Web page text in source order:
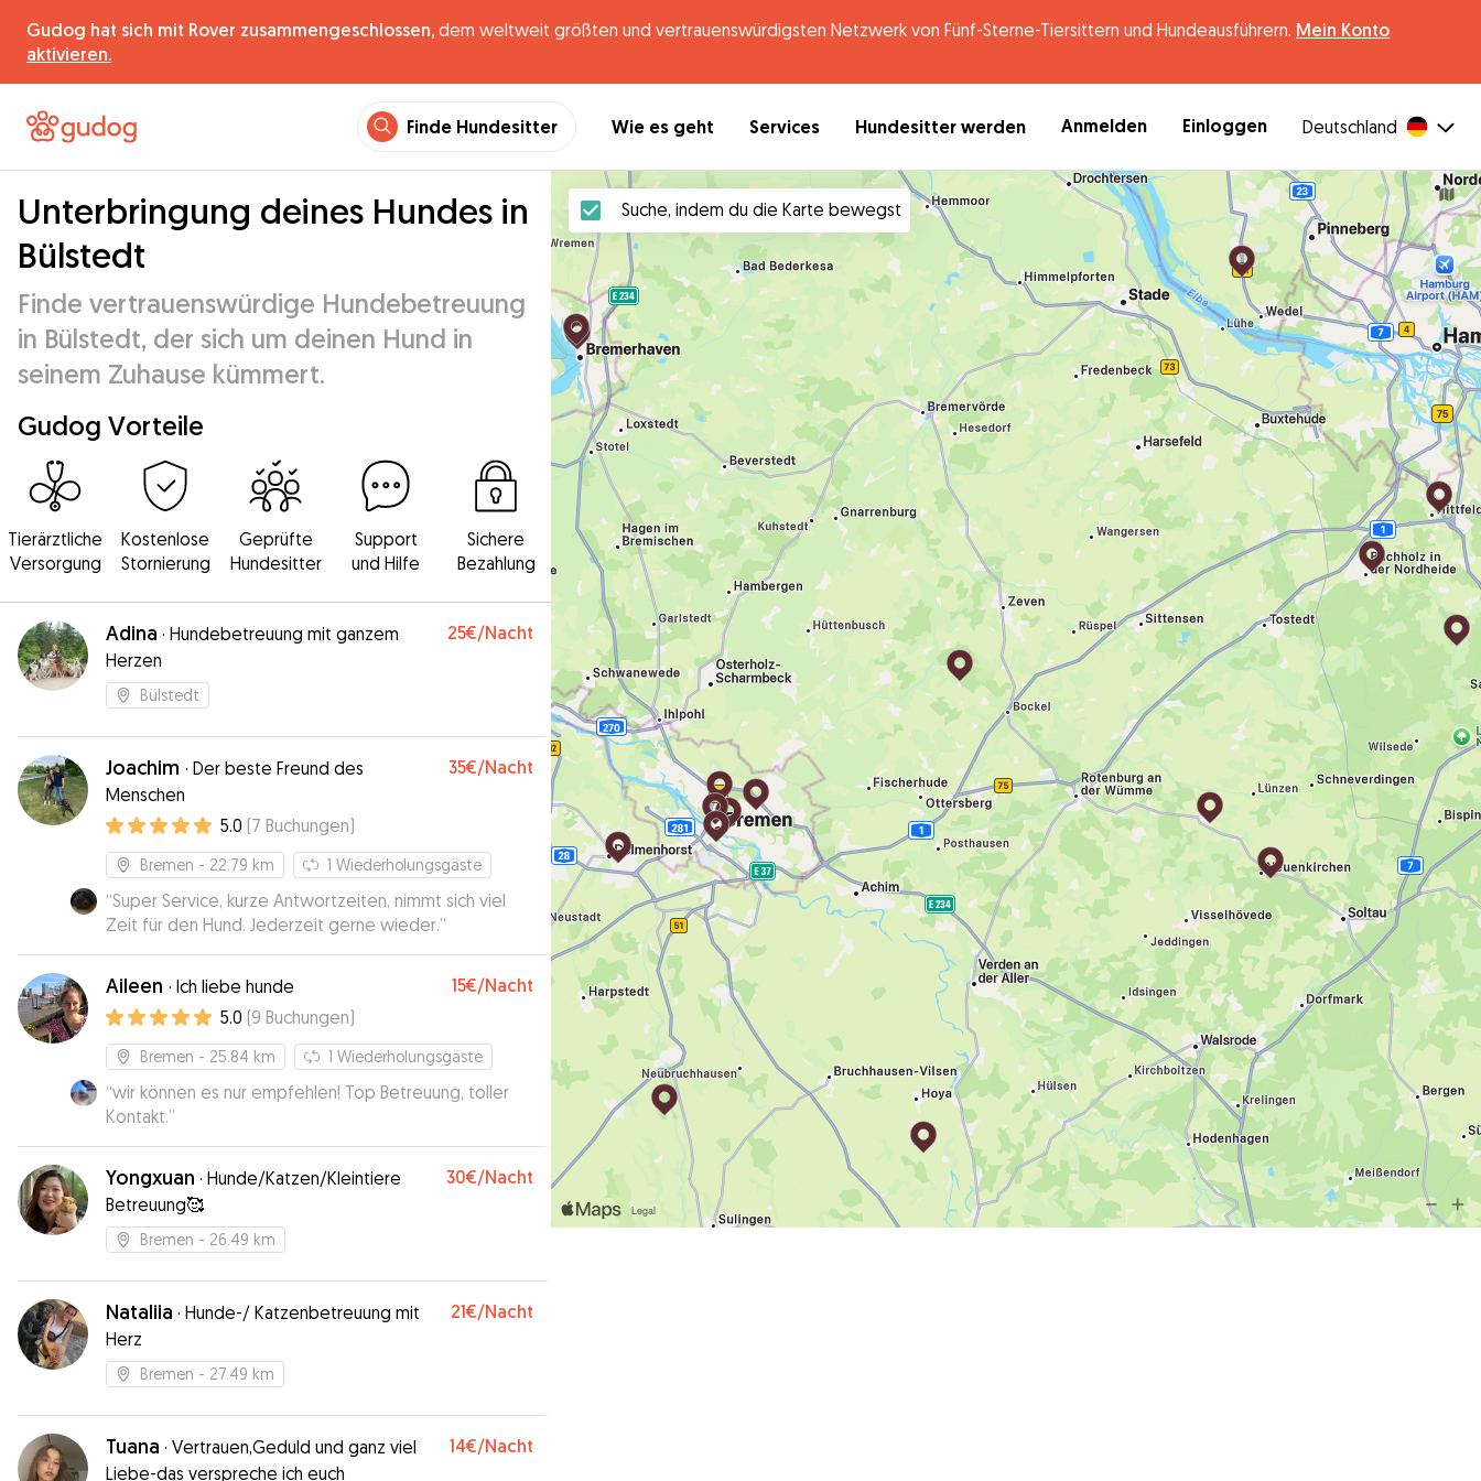
Gudog hat sich mit Rover zusammengeschlossen, dem weltweit größten und vertrauenswürdigsten Netzwerk von Fünf-Sterne-Tiersittern und Hundeausführern. Mein Konto
aktivieren.
Finde Hundesitter Wie es geht Services Hundesitter werden Anmelden Einloggen Deutschland
Unterbringung deines Hundes in
Bülstedt
Finde vertrauenswürdige Hundebetreuung
in Bülstedt, der sich um deinen Hund in
seinem Zuhause kümmert.
Gudog Vorteile
Tierärztliche
Versorgung
Kostenlose
Stornierung
Geprüfte
Hundesitter
Support
und Hilfe
Sichere
Bezahlung
Adina · Hundebetreuung mit ganzem
Herzen
25€/Nacht
Bülstedt
Joachim · Der beste Freund des
Menschen
35€/Nacht
5.0 (7 Buchungen)
Bremen - 22.79 km 1 Wiederholungsgäste
“Super Service, kurze Antwortzeiten, nimmt sich viel
Zeit für den Hund. Jederzeit gerne wieder.”
Aileen · Ich liebe hunde 15€/Nacht
5.0 (9 Buchungen)
Bremen - 25.84 km 1 Wiederholungsgäste
“wir können es nur empfehlen! Top Betreuung, toller
Kontakt.”
Yongxuan · Hunde/Katzen/Kleintiere
Betreuung🥰
30€/Nacht
Bremen - 26.49 km
Nataliia · Hunde-/ Katzenbetreuung mit
Herz
21€/Nacht
Bremen - 27.49 km
Tuana · Vertrauen,Geduld und ganz viel
Liebe-das verspreche ich euch
14€/Nacht
Suche, indem du die Karte bewegst